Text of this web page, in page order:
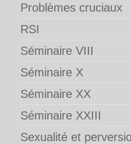
Problèmes cruciaux
RSI
Séminaire VIII
Séminaire X
Séminaire XX
Séminaire XXIII
Sexualité et